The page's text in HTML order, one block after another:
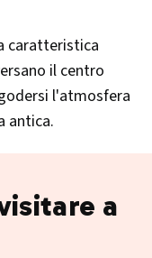
caratteristica
il centro
l'atmosfera
antica.
a